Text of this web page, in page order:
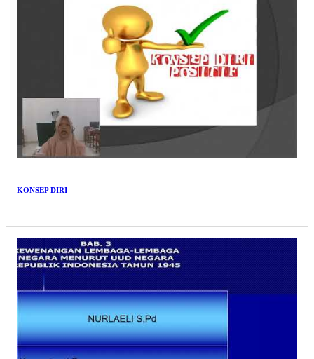
KONSEP DIRI